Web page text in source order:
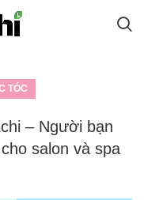
TÓC
– Người bạn
salon và spa